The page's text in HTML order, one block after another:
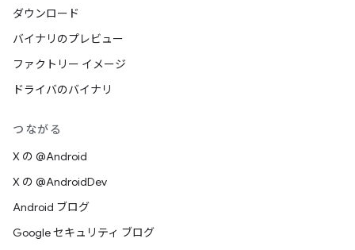
ダウンロード
バイナリのプレビュー
ファクトリー イメージ
ドライバのバイナリ
つながる
X の @Android
X の @AndroidDev
Android ブログ
Google セキュリティ ブログ